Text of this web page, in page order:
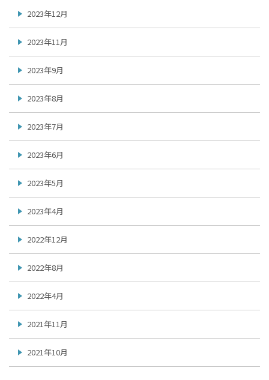
2023年12月
2023年11月
2023年9月
2023年8月
2023年7月
2023年6月
2023年5月
2023年4月
2022年12月
2022年8月
2022年4月
2021年11月
2021年10月